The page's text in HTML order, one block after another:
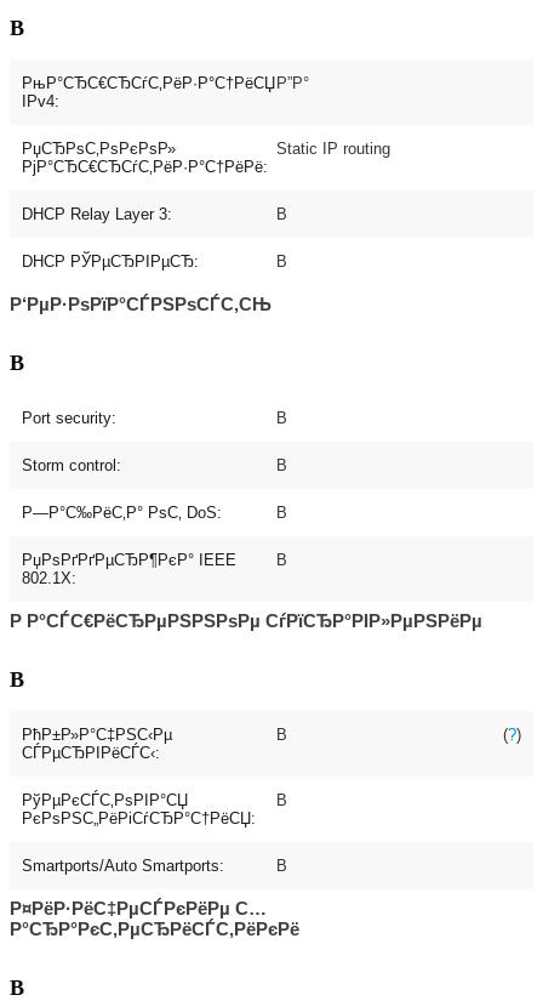
В
РњР°СЂС€СЂСѓС‚РёР·Р°С†РёСЏ
IPv4:
Р”Р°
РџСЂРѕС‚РѕРєРѕР»
РјР°СЂС€СЂСѓС‚РёР·Р°С†РёРё:
Static IP routing
DHCP Relay Layer 3: В
DHCP РЎРµСЂРІРµСЂ: В
Р‘РµР·РѕРїР°СЃРЅРѕСЃС‚СЊ
В
Port security: В
Storm control: В
Р—Р°С‰РёС‚Р° РѕС‚ DoS: В
РџРѕРґРґРµСЂР¶РєР° IEEE
802.1X:
В
Р Р°СЃС€РёСЂРµРЅРЅРѕРµ СѓРїСЂР°РІР»РµРЅРёРµ
В
(?)
РћР±Р»Р°С‡РЅС‹Рµ
СЃРµСЂРІРёСЃС‹:
В
РўРµРєСЃС‚РѕРІР°СЏ
РєРѕРЅС„РёРіСѓСЂР°С†РёСЏ:
В
Smartports/Auto Smartports: В
Р¤РёР·РёС‡РµСЃРєРёРµ С…
Р°СЂР°РєС‚РµСЂРёСЃС‚РёРєРё
В